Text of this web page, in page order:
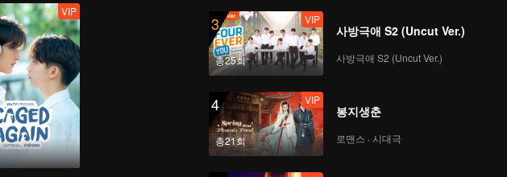
VIP
퍼포먼스
VIP
VIP
3
총25회
VIP
사방극애 S2 (Uncut Ver.)
사방극애 S2 (Uncut Ver.)
4
총21회
VIP
봉지생춘
로맨스 · 시대극